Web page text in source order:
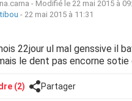
- Modifié le 22 mai 2015 à
- 22 mai 2015 à 11:31
22jour ul mal genssive il
le dent pas encorne
(2) Partager